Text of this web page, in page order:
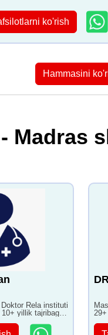
ko'rish
Hammasini
Madras
Rela instituti
yillik tajribaga